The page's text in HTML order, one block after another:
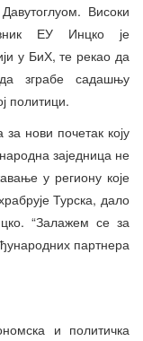
Високи
ЕУ Инцко је
у БиХ, те рекао да
зграбе садашњу
политици.
нови почетак коју
заједница не
у региону које
Турска, дало
“Залажем се за
партнера
и политичка